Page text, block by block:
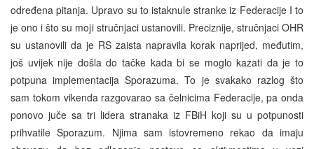
određena pitanja. Upravo su to istaknule stranke iz Federacije I to
je ono i što su moji stručnjaci ustanovili. Preciznije, stručnjaci OHR
su ustanovili da je RS zaista napravila korak naprijed, međutim,
još uvijek nije došla do tačke kada bi se moglo kazati da je to
potpuna implementacija Sporazuma. To je svakako razlog što
sam tokom vikenda razgovarao sa čelnicima Federacije, pa onda
ponovo juče sa tri lidera stranaka iz FBiH koji su u potpunosti
prihvatile Sporazum. Njima sam istovremeno rekao da imaju